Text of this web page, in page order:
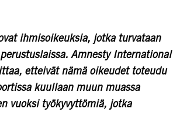
ihmisoikeuksia, jotka turvataan
Amnesty International
etteivät nämä oikeudet toteudu
kuullaan muun muassa
vuoksi työkyvyttömiä, jotka